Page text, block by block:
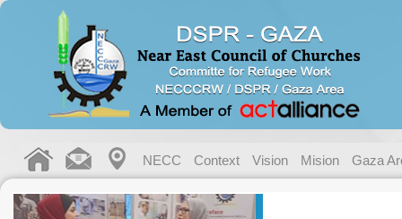
NECC Context Vision Mision Gaza